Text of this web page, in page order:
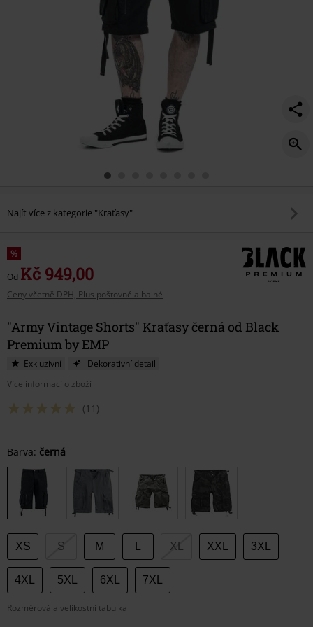
Najít více z kategorie "Kraťasy"
%
Od Kč 949,00
Ceny včetně DPH, Plus poštovné a balné
"Army Vintage Shorts" Kraťasy černá od Black
Premium by EMP
Exkluzivní
Dekorativní detail
Více informací o zboží
(11)
Vyberte
si
velikost
Barva: černá
XS S M XL XXL 3XL
4XL 5XL 6XL 7XL
Rozměrová a velikostní tabulka